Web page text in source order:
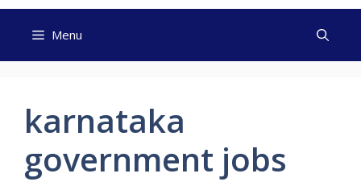
Menu
karnataka
government jobs